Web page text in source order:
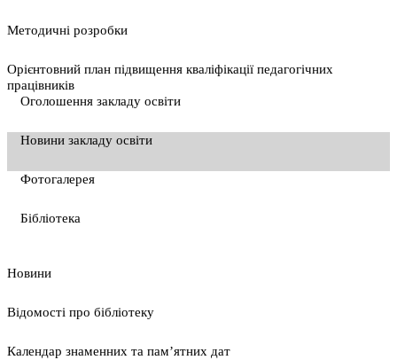
Методичні розробки
Орієнтовний план підвищення кваліфікації педагогічних
працівників
Оголошення закладу освіти
Новини закладу освіти
Фотогалерея
Бібліотека
Новини
Відомості про бібліотеку
Календар знаменних та пам’ятних дат